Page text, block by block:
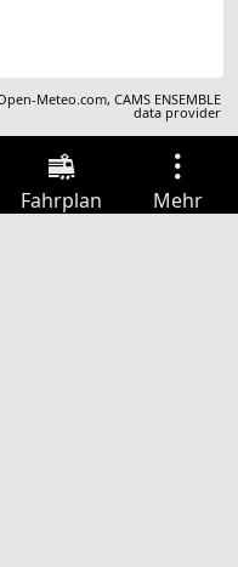
Meteo.com,CAMS ENSEMBLE
data provider
Fahrplan Mehr